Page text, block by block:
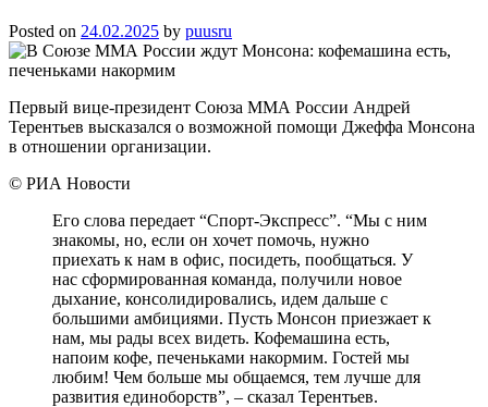
Posted on 24.02.2025 by puusru
Первый вице-президент Союза ММА России Андрей
Терентьев высказался о возможной помощи Джеффа Монсона
в отношении организации.
© РИА Новости
Его слова передает “Спорт-Экспресс”. “Мы с ним
знакомы, но, если он хочет помочь, нужно
приехать к нам в офис, посидеть, пообщаться. У
нас сформированная команда, получили новое
дыхание, консолидировались, идем дальше с
большими амбициями. Пусть Монсон приезжает к
нам, мы рады всех видеть. Кофемашина есть,
напоим кофе, печеньками накормим. Гостей мы
любим! Чем больше мы общаемся, тем лучше для
развития единоборств”, – сказал Терентьев.